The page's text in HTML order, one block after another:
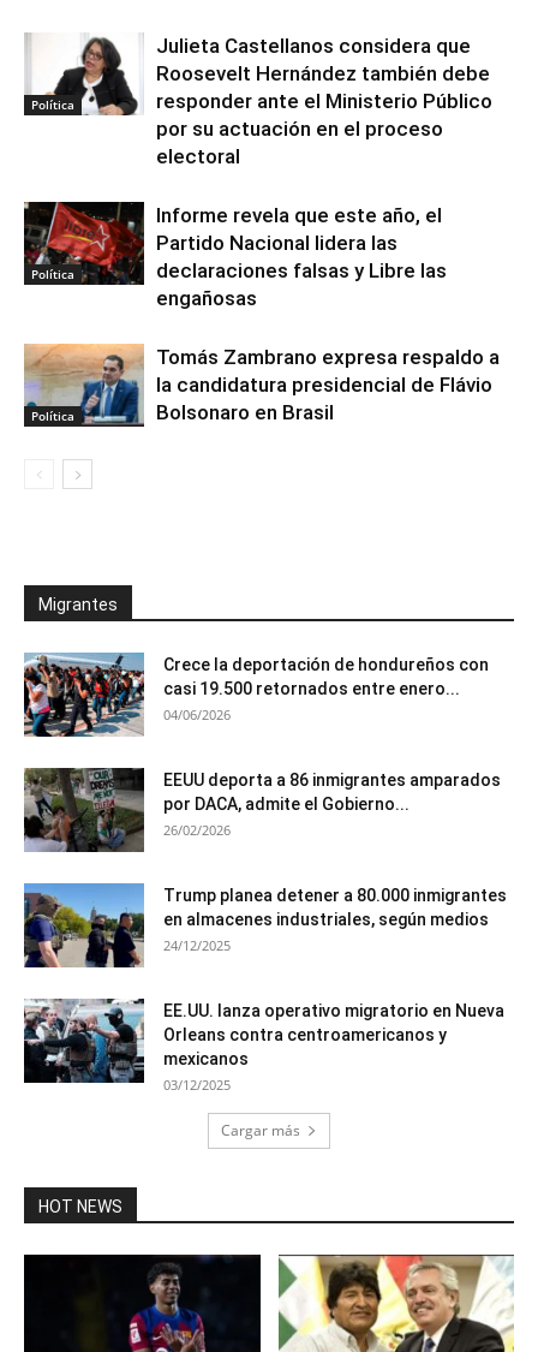
Política
Julieta Castellanos considera que
Roosevelt Hernández también debe
responder ante el Ministerio Público
por su actuación en el proceso
electoral
Política
Informe revela que este año, el
Partido Nacional lidera las
declaraciones falsas y Libre las
engañosas
Política
Tomás Zambrano expresa respaldo a
la candidatura presidencial de Flávio
Bolsonaro en Brasil
Migrantes
Crece la deportación de hondureños con
casi 19.500 retornados entre enero...
04/06/2026
EEUU deporta a 86 inmigrantes amparados
por DACA, admite el Gobierno...
26/02/2026
Trump planea detener a 80.000 inmigrantes
en almacenes industriales, según medios
24/12/2025
EE.UU. lanza operativo migratorio en Nueva
Orleans contra centroamericanos y
mexicanos
03/12/2025
Cargar más
HOT NEWS